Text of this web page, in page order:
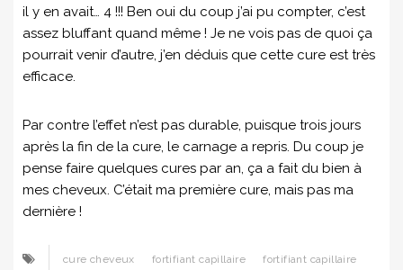
il y en avait… 4 !!! Ben oui du coup j’ai pu compter, c’est
assez bluffant quand même ! Je ne vois pas de quoi ça
pourrait venir d’autre, j’en déduis que cette cure est très
efficace.
Par contre l’effet n’est pas durable, puisque trois jours
après la fin de la cure, le carnage a repris. Du coup je
pense faire quelques cures par an, ça a fait du bien à
mes cheveux. C’était ma première cure, mais pas ma
dernière !
cure cheveux fortifiant capillaire
fortifiant capillaire